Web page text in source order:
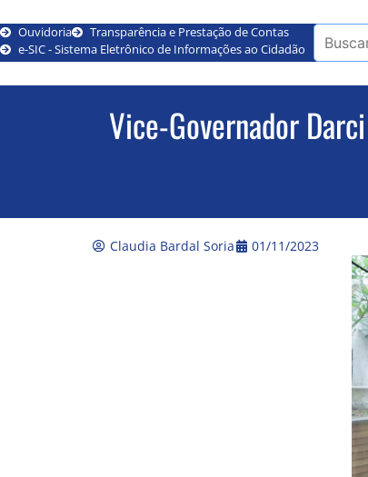
Ouvidoria
Transparência e Prestação de Contas
e-SIC - Sistema Eletrônico de Informações ao Cidadão
Vice-Governador
Claudia Bardal Soria 01/11/2023